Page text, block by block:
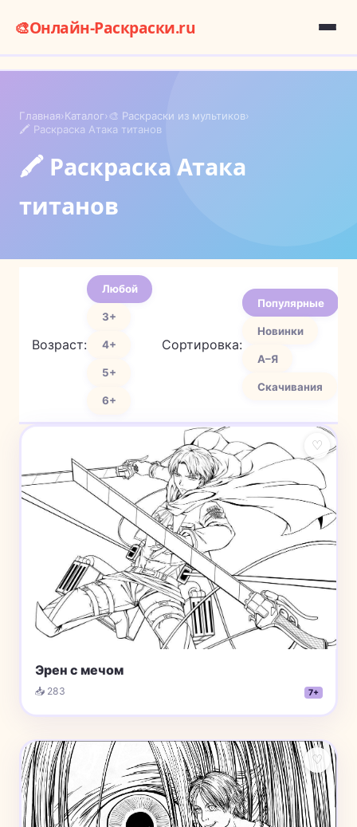
🎨Онлайн-Раскраски.ru
Главная›Каталог›🎨 Раскраски из мультиков›
🖍️ Раскраска Атака титанов
🖍️ Раскраска Атака
титанов
Возраст:
Любой
3+
4+
5+
6+
Сортировка:
Популярные
Новинки
А–Я
Скачивания
♡
Эрен с мечом
📥 283 7+
♡